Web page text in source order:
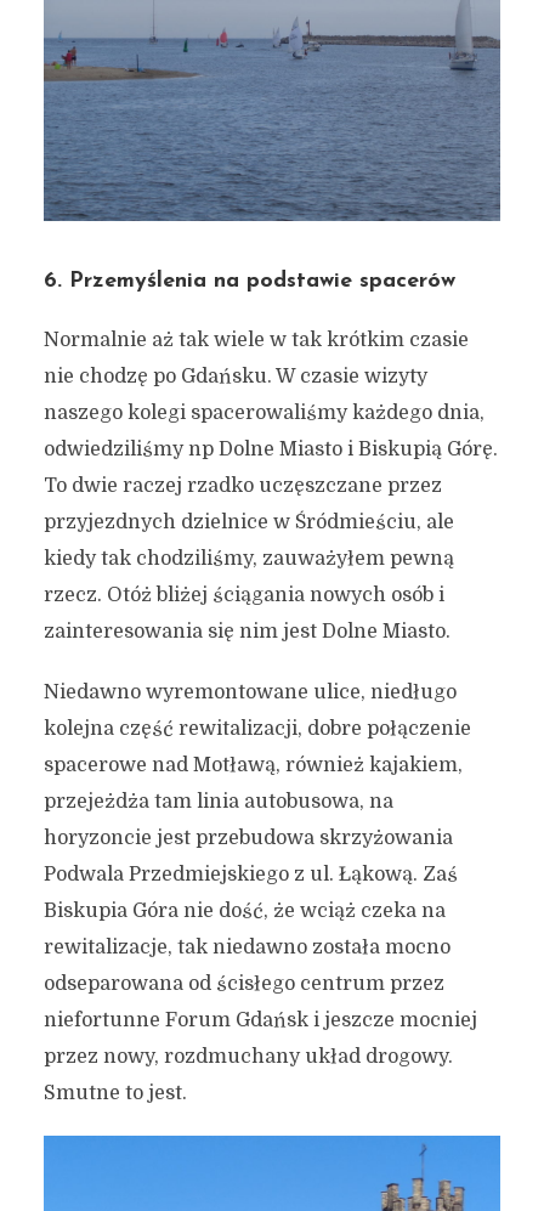
6. Przemyślenia na podstawie spacerów
Normalnie aż tak wiele w tak krótkim czasie
nie chodzę po Gdańsku. W czasie wizyty
naszego kolegi spacerowaliśmy każdego dnia,
odwiedziliśmy np Dolne Miasto i Biskupią Górę.
To dwie raczej rzadko uczęszczane przez
przyjezdnych dzielnice w Śródmieściu, ale
kiedy tak chodziliśmy, zauważyłem pewną
rzecz. Otóż bliżej ściągania nowych osób i
zainteresowania się nim jest Dolne Miasto.
Niedawno wyremontowane ulice, niedługo
kolejna część rewitalizacji, dobre połączenie
spacerowe nad Motławą, również kajakiem,
przejeżdża tam linia autobusowa, na
horyzoncie jest przebudowa skrzyżowania
Podwala Przedmiejskiego z ul. Łąkową. Zaś
Biskupia Góra nie dość, że wciąż czeka na
rewitalizacje, tak niedawno została mocno
odseparowana od ścisłego centrum przez
niefortunne Forum Gdańsk i jeszcze mocniej
przez nowy, rozdmuchany układ drogowy.
Smutne to jest.